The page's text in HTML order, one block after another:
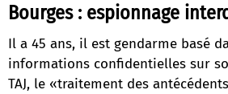
Bourges : espionnage
Il a 45 ans, il est gendarme basé
informations confidentielles sur
TAJ, le «traitement des